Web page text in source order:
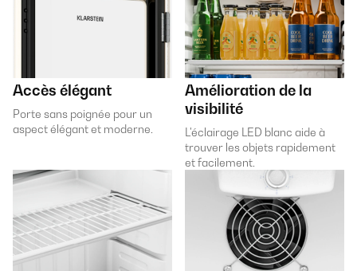
Accès élégant
Porte sans poignée pour un
aspect élégant et moderne.
Amélioration de la
visibilité
L'éclairage LED blanc aide à
trouver les objets rapidement
et facilement.